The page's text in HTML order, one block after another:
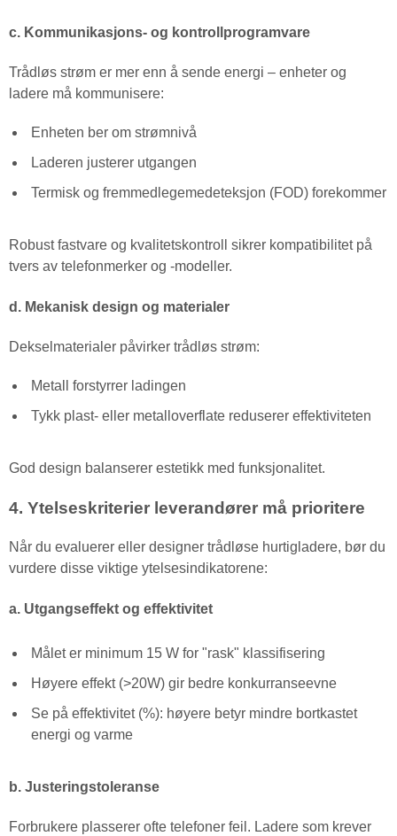
c. Kommunikasjons- og kontrollprogramvare
Trådløs strøm er mer enn å sende energi – enheter og
ladere må kommunisere:
Enheten ber om strømnivå
Laderen justerer utgangen
Termisk og fremmedlegemedeteksjon (FOD) forekommer
Robust fastvare og kvalitetskontroll sikrer kompatibilitet på
tvers av telefonmerker og -modeller.
d. Mekanisk design og materialer
Dekselmaterialer påvirker trådløs strøm:
Metall forstyrrer ladingen
Tykk plast- eller metalloverflate reduserer effektiviteten
God design balanserer estetikk med funksjonalitet.
4. Ytelseskriterier leverandører må prioritere
Når du evaluerer eller designer trådløse hurtigladere, bør du
vurdere disse viktige ytelsesindikatorene:
a. Utgangseffekt og effektivitet
Målet er minimum 15 W for "rask" klassifisering
Høyere effekt (>20W) gir bedre konkurranseevne
Se på effektivitet (%): høyere betyr mindre bortkastet
energi og varme
b. Justeringstoleranse
Forbrukere plasserer ofte telefoner feil. Ladere som krever